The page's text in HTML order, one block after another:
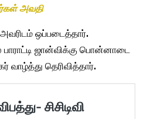
அவதி
ஒப்படைத்தார்.
ஜான்விக்கு பொன்னாடை
தெரிவித்தார்.